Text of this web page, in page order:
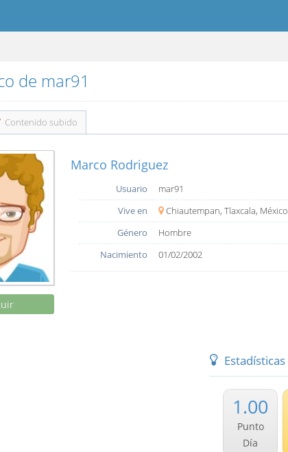
de mar91
Contenido subido
Marco Rodriguez
Usuario
mar91
Vive en
Chiautempan, Tlaxcala, México
Género
Hombre
Nacimiento
01/02/2002
Estadísticas
1.00
Punto
Día